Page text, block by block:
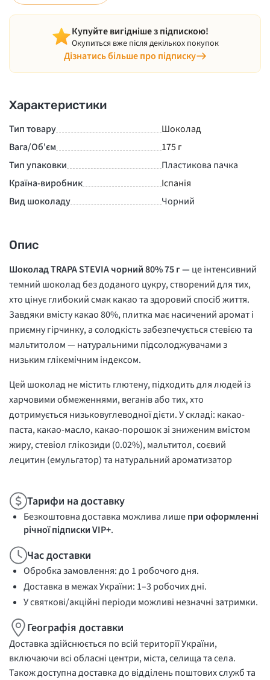
Купуйте вигідніше з підпискою!
Окупиться вже після декількох покупок
Дізнатись більше про підписку
Характеристики
Тип товару
Шоколад
Вага/Об'єм
175 г
Тип упаковки
Пластикова пачка
Країна-виробник
Іспанія
Вид шоколаду
Чорний
Опис
Шоколад TRAPA STEVIA чорний 80% 75 г— це інтенсивний
темний шоколад без доданого цукру, створений для тих,
хто цінує глибокий смак какао та здоровий спосіб життя.
Завдяки вмісту какао 80%, плитка має насичений аромат і
приємну гірчинку, а солодкість забезпечується стевією та
мальтитолом — натуральними підсолоджувачами з
низьким глікемічним індексом.
Цей шоколад не містить глютену, підходить для людей із
харчовими обмеженнями, веганів або тих, хто
дотримується низьковуглеводної дієти. У складі: какао-
паста, какао-масло, какао-порошок зі зниженим вмістом
жиру, стевіол глікозиди (0.02%), мальтитол, соєвий
лецитин (емульгатор) та натуральний ароматизатор
Тарифи на доставку
Безкоштовна доставка можлива лишепри оформленні
річної підписки VIP+.
Час доставки
Обробка замовлення: до 1 робочого дня.
Доставка в межах України: 1–3 робочих дні.
У святкові/акційні періоди можливі незначні затримки.
Географія доставки
Доставка здійснюється по всій території України,
включаючи всі обласні центри, міста, селища та села.
Також доступна доставка до відділень поштових служб та